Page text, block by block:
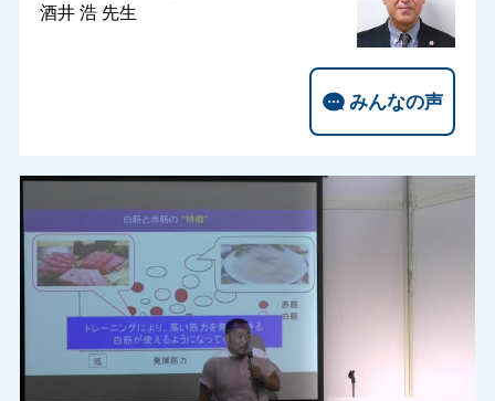
酒井 浩 先生
みんなの声